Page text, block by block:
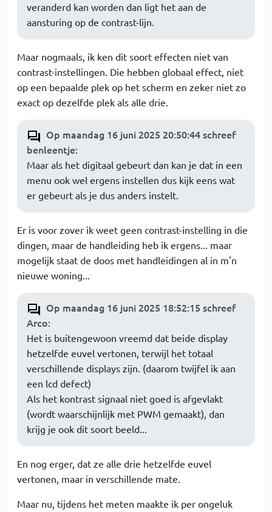
veranderd kan worden dan ligt het aan de
aansturing op de contrast-lijn.
Maar nogmaals, ik ken dit soort effecten niet van
contrast-instellingen. Die hebben globaal effect, niet
op een bepaalde plek op het scherm en zeker niet zo
exact op dezelfde plek als alle drie.
Op maandag 16 juni 2025 20:50:44 schreef
benleentje:
Maar als het digitaal gebeurt dan kan je dat in een
menu ook wel ergens instellen dus kijk eens wat
er gebeurt als je dus anders instelt.
Er is voor zover ik weet geen contrast-instelling in die
dingen, maar de handleiding heb ik ergens... maar
mogelijk staat de doos met handleidingen al in m'n
nieuwe woning...
Op maandag 16 juni 2025 18:52:15 schreef
Arco:
Het is buitengewoon vreemd dat beide display
hetzelfde euvel vertonen, terwijl het totaal
verschillende displays zijn. (daarom twijfel ik aan
een lcd defect)
Als het kontrast signaal niet goed is afgevlakt
(wordt waarschijnlijk met PWM gemaakt), dan
krijg je ook dit soort beeld...
En nog erger, dat ze alle drie hetzelfde euvel
vertonen, maar in verschillende mate.
Maar nu, tijdens het meten maakte ik per ongeluk